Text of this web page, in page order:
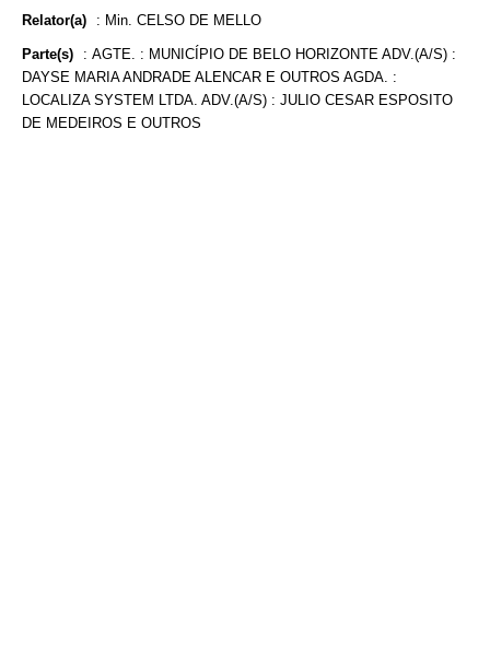
Relator(a) : Min. CELSO DE MELLO
Parte(s) : AGTE. : MUNICÍPIO DE BELO HORIZONTE ADV.(A/S) :
DAYSE MARIA ANDRADE ALENCAR E OUTROS AGDA. :
LOCALIZA SYSTEM LTDA. ADV.(A/S) : JULIO CESAR ESPOSITO
DE MEDEIROS E OUTROS